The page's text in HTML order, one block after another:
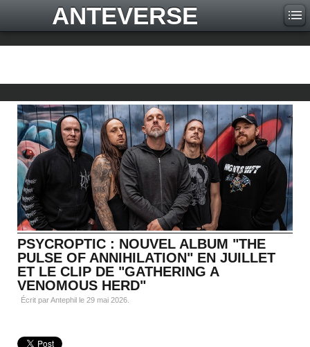
ANTEVERSE
PSYCROPTIC : NOUVEL ALBUM "THE
PULSE OF ANNIHILATION" EN JUILLET
ET LE CLIP DE "GATHERING A
VENOMOUS HERD"
Écrit par Antephil le 29 mai 2026